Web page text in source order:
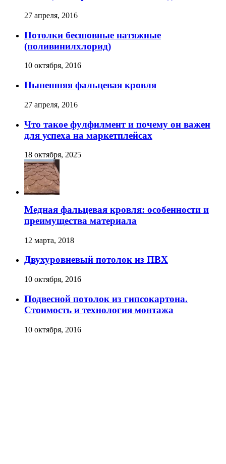
27 апреля, 2016
Потолки бесшовные натяжные
(поливинилхлорид)
10 октября, 2016
Нынешняя фальцевая кровля
27 апреля, 2016
Что такое фулфилмент и почему он важен
для успеха на маркетплейсах
18 октября, 2025
Медная фальцевая кровля: особенности и
преимущества материала
12 марта, 2018
Двухуровневый потолок из ПВХ
10 октября, 2016
Подвесной потолок из гипсокартона.
Стоимость и технология монтажа
10 октября, 2016